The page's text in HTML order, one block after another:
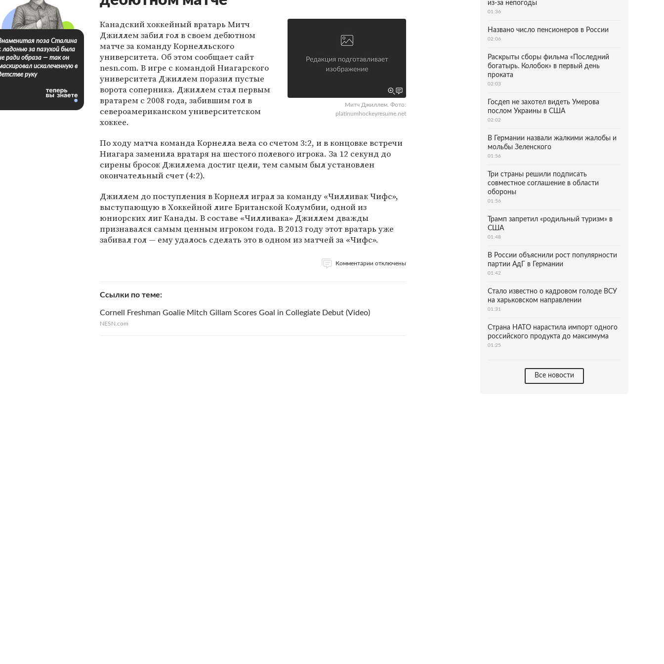
Митч Джиллем. Фото:
platinumhockeyresume.net
Канадский хоккейный вратарь Митч
Джиллем забил гол в своем дебютном
матче за команду Корнелльского
университета. Об этом сообщает сайт
nesn.com. В игре с командой Ниагарского
университета Джиллем поразил пустые
ворота соперника. Джиллем стал первым
вратарем с 2008 года, забившим гол в
североамериканском университетском
хоккее.
По ходу матча команда Корнелла вела со счетом 3:2, и в концовке встречи
Ниагара заменила вратаря на шестого полевого игрока. За 12 секунд до
сирены бросок Джиллема достиг цели, тем самым был установлен
окончательный счет (4:2).
Джиллем до поступления в Корнелл играл за команду «Чилливак Чифс»,
выступающую в Хоккейной лиге Британской Колумбии, одной из
юниорских лиг Канады. В составе «Чилливака» Джиллем дважды
признавался самым ценным игроком года. В 2013 году этот вратарь уже
забивал гол — ему удалось сделать это в одном из матчей за «Чифс».
Комментарии отключены
Ссылки по теме
Cornell Freshman Goalie Mitch Gillam Scores Goal in Collegiate Debut (Video)
NESN.com
поза Сталина
ладонью за пазухой была
ради образа — так он
искалеченную в
руку
из-за непогоды
01:36
Названо число пенсионеров в России
02:06
Раскрыты сборы фильма «Последний
богатырь. Колобок» в первый день
проката
02:03
Госдеп не захотел видеть Умерова
послом Украины в США
02:02
В Германии назвали жалкими жалобы и
мольбы Зеленского
01:56
Три страны решили подписать
совместное соглашение в области
обороны
01:56
Трамп запретил «родильный туризм» в
США
01:48
В России объяснили рост популярности
партии АдГ в Германии
01:42
Стало известно о кадровом голоде ВСУ
на харьковском направлении
01:31
Страна НАТО нарастила импорт одного
российского продукта до максимума
01:25
Все новости